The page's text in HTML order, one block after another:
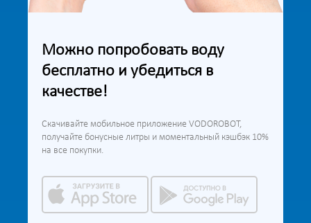
Можно попробовать воду
бесплатно и убедиться в
качестве!
Скачивайте мобильное приложение VODOROBOT,
получайте бонусные литры и моментальный кэшбэк 10%
на все покупки.